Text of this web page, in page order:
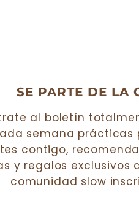
SE PARTE DE LA
al boletín
semana prácticas
contigo,
y regalos
comunidad slow